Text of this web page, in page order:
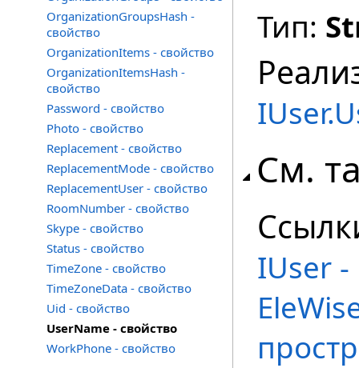
OrganizationGroupsHash -
свойство
OrganizationItems - свойство
OrganizationItemsHash -
свойство
Password - свойство
Photo - свойство
Replacement - свойство
ReplacementMode - свойство
ReplacementUser - свойство
RoomNumber - свойство
Skype - свойство
Status - свойство
TimeZone - свойство
TimeZoneData - свойство
Uid - свойство
UserName - свойство
WorkPhone - свойство
Тип:
IUser.
См.
IUser